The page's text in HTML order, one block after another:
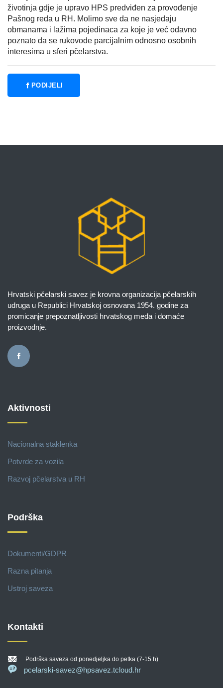
životinja gdje je upravo HPS predviđen za provođenje
Pašnog reda u RH. Molimo sve da ne nasjedaju
obmanama i lažima pojedinaca za koje je već odavno
poznato da se rukovode parcijalnim odnosno osobnih
interesima u sferi pčelarstva.
PODIJELI
Hrvatski pčelarski savez je krovna organizacija pčelarskih
udruga u Republici Hrvatskoj osnovana 1954. godine za
promicanje prepoznatljivosti hrvatskog meda i domaće
proizvodnje.
Aktivnosti
Nacionalna staklenka
Potvrde za vozila
Razvoj pčelarstva u RH
Podrška
Dokumenti/GDPR
Razna pitanja
Ustroj saveza
Kontakti
Podrška saveza od ponedjeljka do petka (7-15 h)
pcelarski-savez@hpsavez.tcloud.hr